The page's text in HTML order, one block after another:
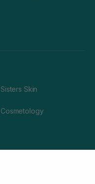
Sisters Skin
Cosmetology